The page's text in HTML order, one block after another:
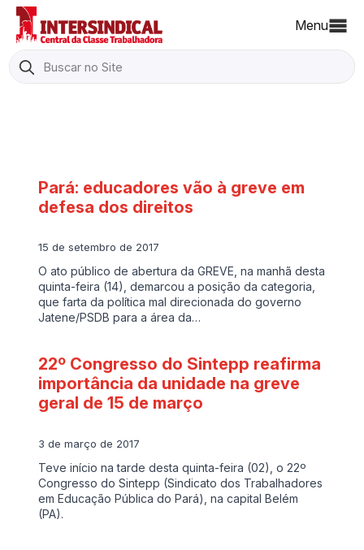
Menu
Search
for:
Pará: educadores vão à greve em
defesa dos direitos
15 de setembro de 2017
O ato público de abertura da GREVE, na manhã desta
quinta-feira (14), demarcou a posição da categoria,
que farta da política mal direcionada do governo
Jatene/PSDB para a área da…
22º Congresso do Sintepp reafirma
importância da unidade na greve
geral de 15 de março
3 de março de 2017
Teve início na tarde desta quinta-feira (02), o 22º
Congresso do Sintepp (Sindicato dos Trabalhadores
em Educação Pública do Pará), na capital Belém
(PA).